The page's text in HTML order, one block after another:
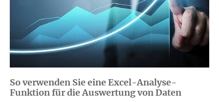
So verwenden Sie eine Excel-Analyse-
Funktion für die Auswertung von Daten